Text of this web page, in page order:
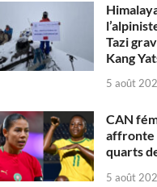
Tazi
Kang
5 août
CAN
affronte
quarts
5 août